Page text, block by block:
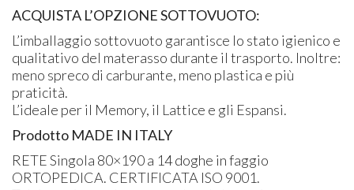
ACQUISTA L’OPZIONESOTTOVUOTO:
L’imballaggio sottovuoto garantisce lo stato igienico e
qualitativo del materasso durante il trasporto. Inoltre:
meno spreco di carburante, meno plastica e più
praticità.
L’ideale per il Memory, il Lattice e gli Espansi.
Prodotto MADE IN ITALY
RETESingola 80×190 a 14 doghe in faggio
ORTOPEDICA. CERTIFICATA ISO 9001.